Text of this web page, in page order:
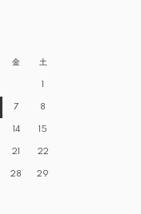
金 土
1
7 8
14 15
21 22
28 29